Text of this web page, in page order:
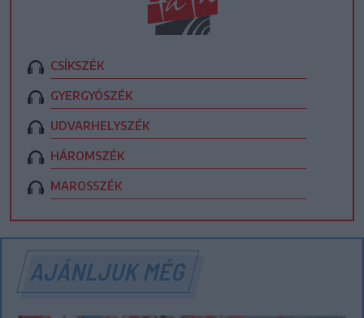
CSÍKSZÉK
GYERGYÓSZÉK
UDVARHELYSZÉK
HÁROMSZÉK
MAROSSZÉK
AJÁNLJUK MÉG